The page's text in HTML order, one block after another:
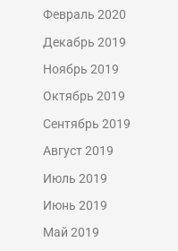
Февраль 2020
Декабрь 2019
Ноябрь 2019
Октябрь 2019
Сентябрь 2019
Август 2019
Июль 2019
Июнь 2019
Май 2019